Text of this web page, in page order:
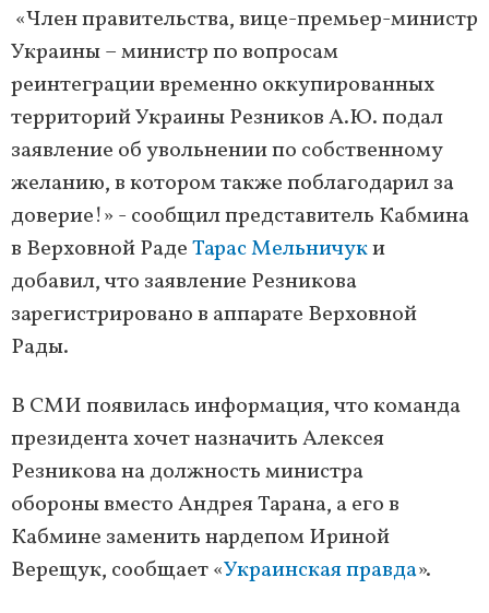
«Член правительства, вице-премьер-министр
Украины – министр по вопросам
реинтеграции временно оккупированных
территорий Украины Резников А.Ю. подал
заявление об увольнении по собственному
желанию, в котором также поблагодарил за
доверие!» - сообщил представитель Кабмина
в Верховной РадеТарас Мельничуки
добавил, что заявление Резникова
зарегистрировано в аппарате Верховной
Рады.
В СМИ появилась информация, что команда
президента хочет назначить Алексея
Резникова на должность министра
обороны вместо Андрея Тарана, а его в
Кабмине заменить нардепом Ириной
Верещук, сообщает «Украинская правда».